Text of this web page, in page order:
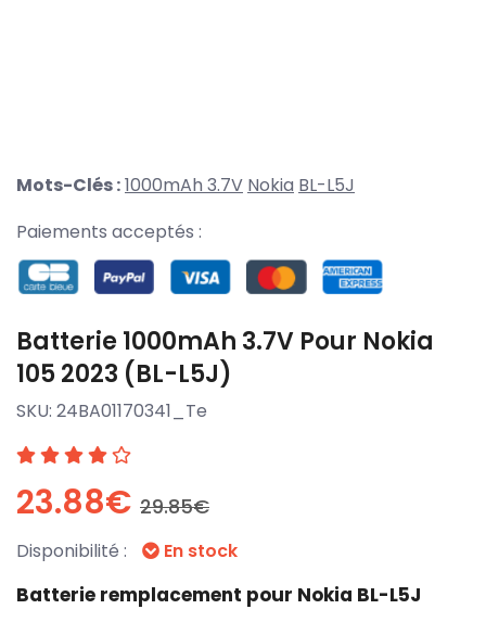
Mots-Clés :1000mAh 3.7V Nokia BL-L5J
Paiements acceptés :
Batterie 1000mAh 3.7V Pour Nokia
105 2023 (BL-L5J)
SKU: 24BA01170341_Te
23.88€ 29.85€
Disponibilité : En stock
Batterie remplacement pour Nokia BL-L5J